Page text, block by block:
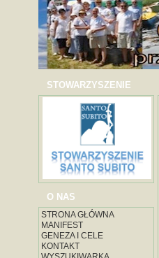
STOWARZYSZENIE
O NAS
STRONA GŁÓWNA
MANIFEST
GENEZA I CELE
KONTAKT